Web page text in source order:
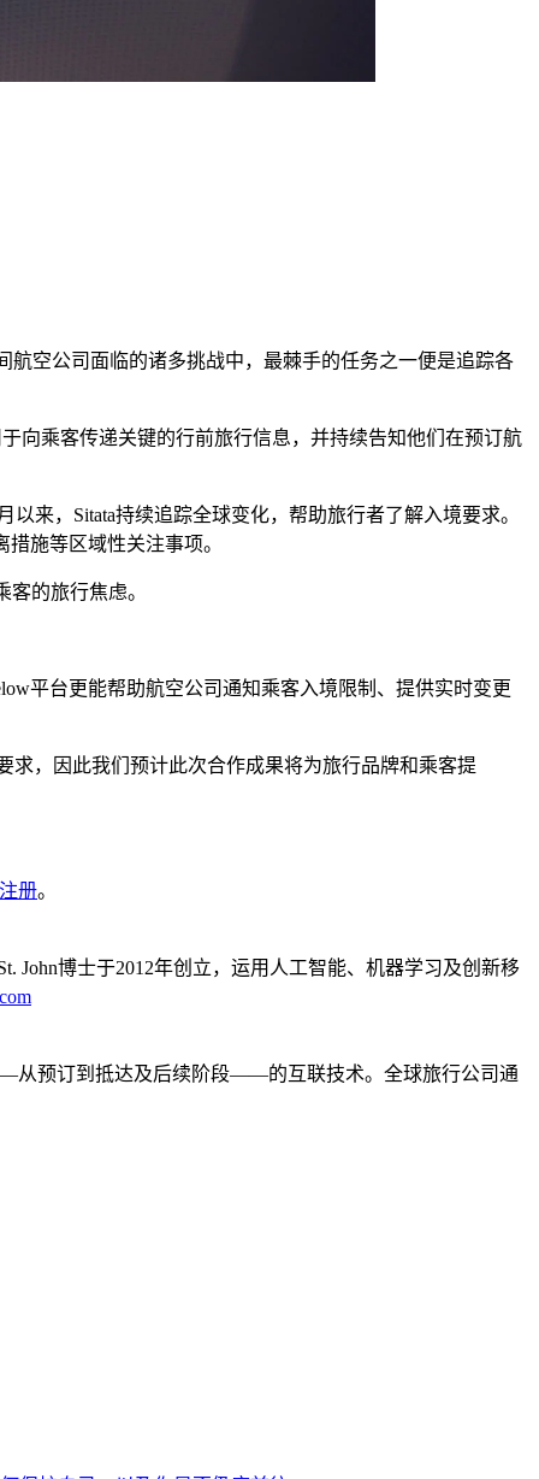
航空公司面临的诸多挑战中，最棘手的任务之一便是追踪各
向乘客传递关键的行前旅行信息，并持续告知他们在预订航
来，Sitata持续追踪全球变化，帮助旅行者了解入境要求。
施等区域性关注事项。
的旅行焦虑。
平台更能帮助航空公司通知乘客入境限制、提供实时变更
求，因此我们预计此次合作成果将为旅行品牌和乘客提
册。
John博士于2012年创立，运用人工智能、机器学习及创新移
从预订到抵达及后续阶段——的互联技术。全球旅行公司通